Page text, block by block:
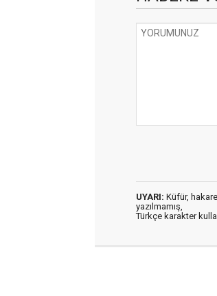
UYARI: Küfür,
yazılmamış,
Türkçe karakter